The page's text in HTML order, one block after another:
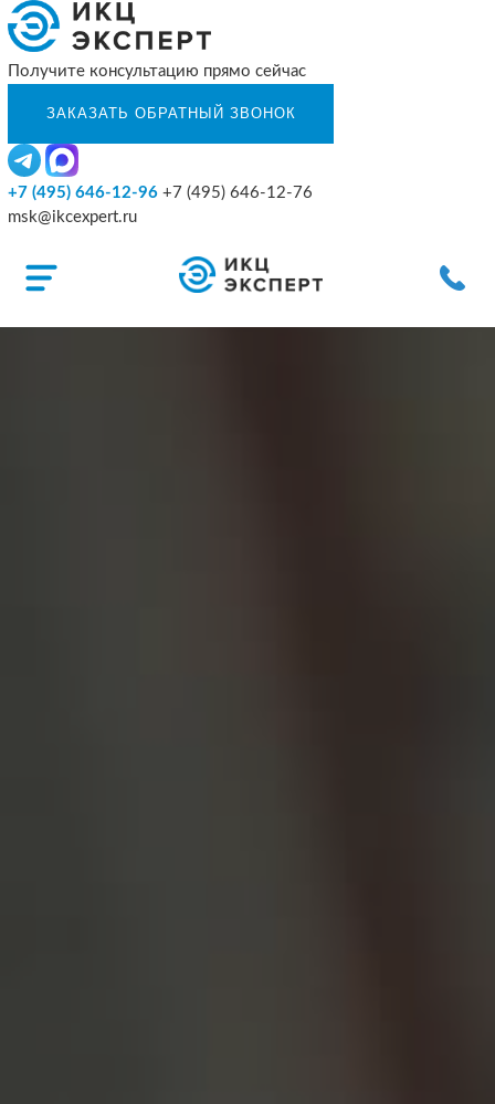
Получите консультацию прямо сейчас
+7 (495) 646-12-96 +7 (495) 646-12-76
msk@ikcexpert.ru